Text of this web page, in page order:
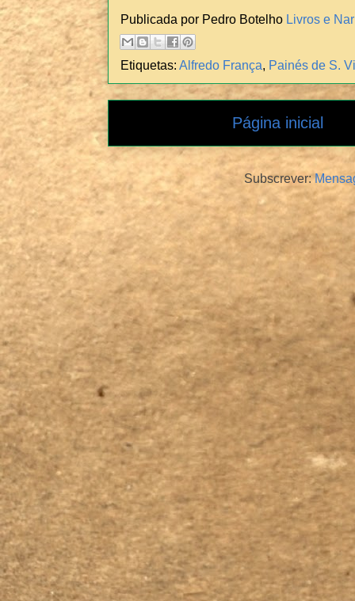
Publicada por Pedro Botelho Livros e
Etiquetas: Alfredo França, Painés de S.
Página inicial
Subscrever: